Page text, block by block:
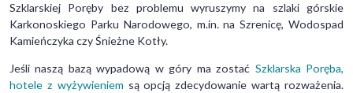
Szklarskiej Poręby bez problemu wyruszymy na szlaki górskie
Karkonoskiego Parku Narodowego, m.in. na Szrenicę, Wodospad
Kamieńczyka czy Śnieżne Kotły.
Jeśli naszą bazą wypadową w góry ma zostać Szklarska Poręba,
hotele z wyżywieniem są opcją zdecydowanie wartą rozważenia.